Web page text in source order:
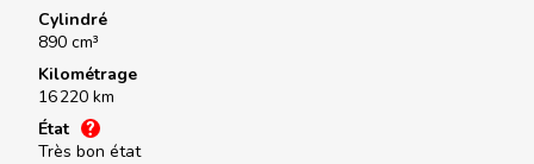
Cylindré
890 cm³
Kilométrage
16 220 km
État
Très bon état